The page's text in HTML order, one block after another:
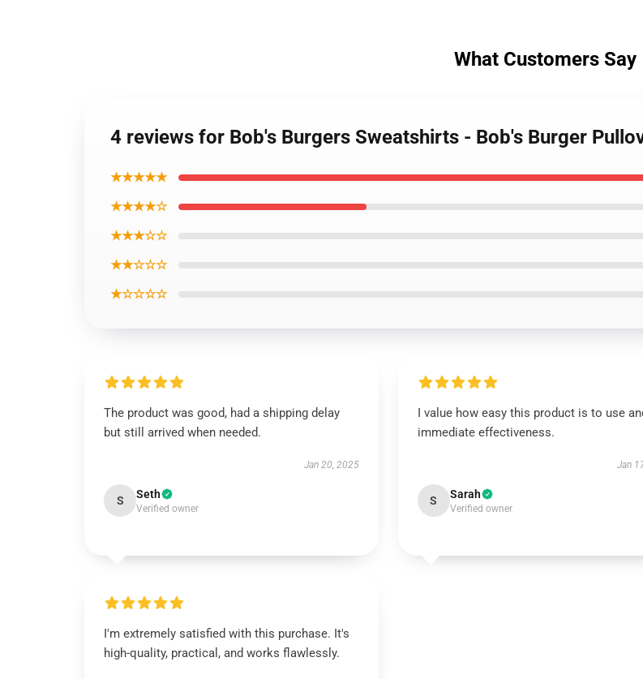
What Customers Say
4 reviews for Bob's Burgers Sweatshirts - Bob's Burger
★★★★★
★★★★☆
★★★☆☆
★★☆☆☆
★☆☆☆☆
The product was good, had a shipping delay
but still arrived when needed.
Jan 20, 2025
S Seth
Verified owner
I value how easy this product is to use
immediate effectiveness.
Jan
S Sarah
Verified owner
I'm extremely satisfied with this purchase. It's
high-quality, practical, and works flawlessly.